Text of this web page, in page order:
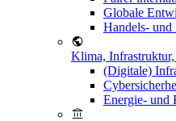
Globale
Handels- und
Klima, Infrastruktur,
(Digitale)
Energie- und